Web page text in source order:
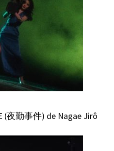
(夜勤事件) de Nagae Jirô